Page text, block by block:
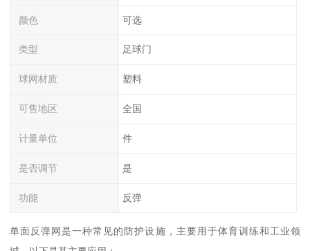
颜色 可选
类型 足球门
球网材质 塑料
可售地区 全国
计量单位 件
是否调节 是
功能 反弹
单面反弹网是一种常见的防护设施，主要用于体育训练和工业领